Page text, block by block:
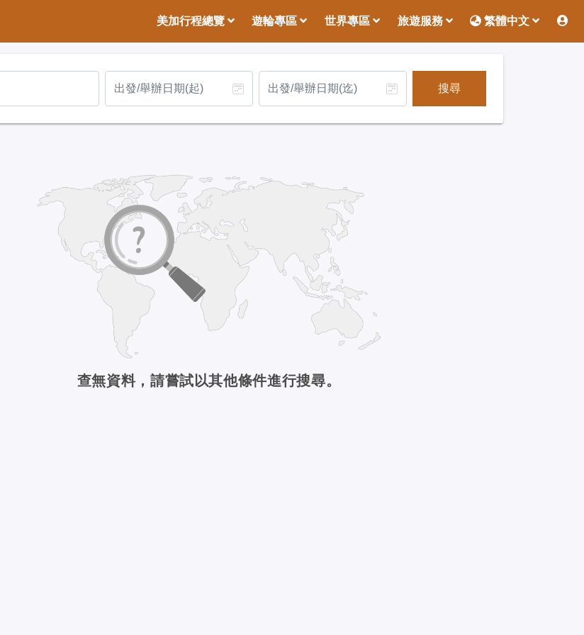
美加行程總覽 遊輪專區 世界專區 旅遊服務 繁體中文
搜尋
查無資料，請嘗試以其他條件進行搜尋。